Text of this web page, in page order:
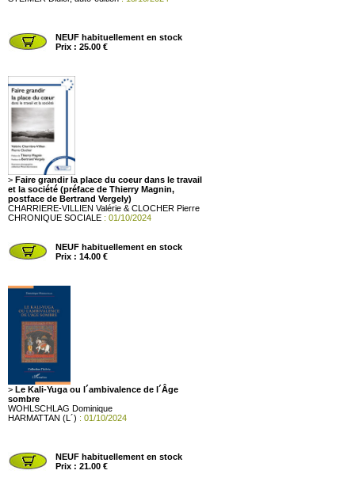
NEUF habituellement en stock
Prix : 25.00 €
> Faire grandir la place du coeur dans le travail
et la société (préface de Thierry Magnin,
postface de Bertrand Vergely)
CHARRIERE-VILLIEN Valérie & CLOCHER Pierre
CHRONIQUE SOCIALE : 01/10/2024
NEUF habituellement en stock
Prix : 14.00 €
> Le Kali-Yuga ou l´ambivalence de l´Âge
sombre
WOHLSCHLAG Dominique
HARMATTAN (L´) : 01/10/2024
NEUF habituellement en stock
Prix : 21.00 €